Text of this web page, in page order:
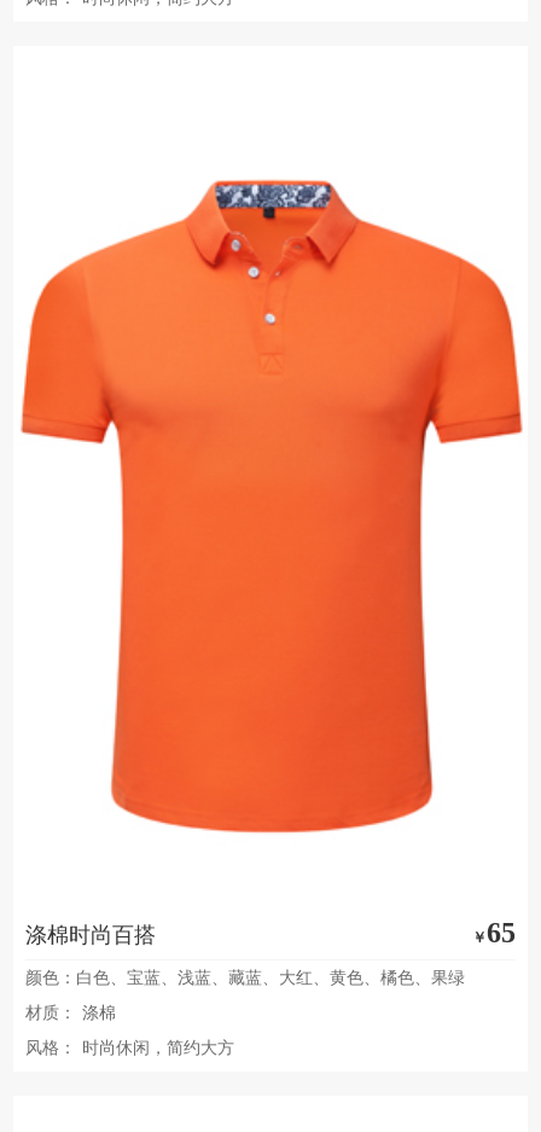
涤棉时尚百搭 ￥65
颜色：白色、宝蓝、浅蓝、藏蓝、大红、黄色、橘色、果绿
材质：
涤棉
风格：
时尚休闲，简约大方